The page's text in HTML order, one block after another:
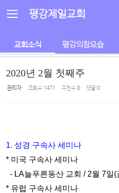
평강제일교회
교회소식 평강의참모습
2020년 2월 첫째주
관리자 조회 수 1471 추천 수0 댓글0
1. 성경 구속사 세미나
* 미국 구속사 세미나
- LA늘푸른동산 교회 / 2월 7일(
* 유럽 구속사 세미나